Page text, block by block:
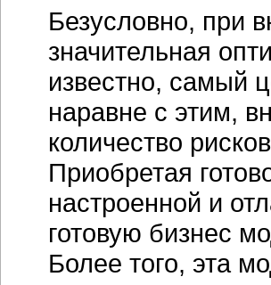
Безусловно, при
значительная
известно, самый
наравне с этим,
количество
Приобретая
настроенной и
готовую бизнес
Более того, эта